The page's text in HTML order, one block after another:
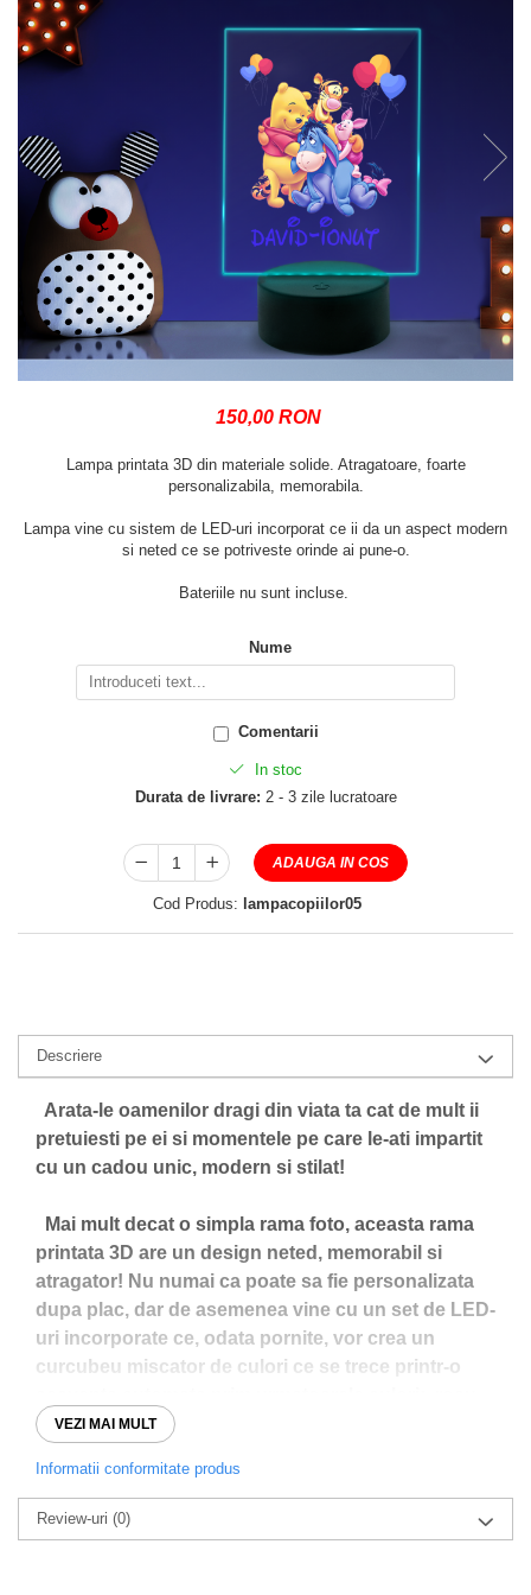
150,00 RON
Lampa printata 3D din materiale solide. Atragatoare, foarte
personalizabila, memorabila.
Lampa vine cu sistem de LED-uri incorporat ce ii da un aspect modern
si neted ce se potriveste orinde ai pune-o.
Bateriile nu sunt incluse.
Nume
Comentarii
In stoc
Durata de livrare: 2 - 3 zile lucratoare
ADAUGA IN COS
Cod Produs: lampacopiilor05
Descriere
Arata-le oamenilor dragi din viata ta cat de mult ii
pretuiesti pe ei si momentele pe care le-ati impartit
cu un cadou unic, modern si stilat!
Mai mult decat o simpla rama foto, aceasta rama
printata 3D are un design neted, memorabil si
atragator! Nu numai ca poate sa fie personalizata
dupa plac, dar de asemenea vine cu un set de LED-
uri incorporate ce, odata pornite, vor crea un
curcubeu miscator de culori ce se trece printr-o
verde, albastru, galben, mov, alb si cyan. De
atingere a unui buton.
Daca doresti sa schimbi ceva la rama ta 3D, nu
VEZI MAI MULT
Informatii conformitate produs
Review-uri (0)